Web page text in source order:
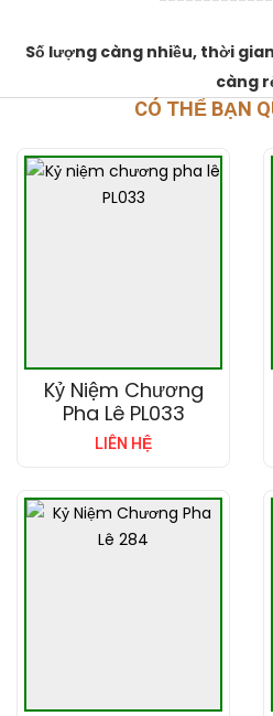
Số lượng càng nhiều, thời
càng
CÓ THỂ BẠN
Kỷ Niệm Chương
Pha Lê PL033
LIÊN HỆ